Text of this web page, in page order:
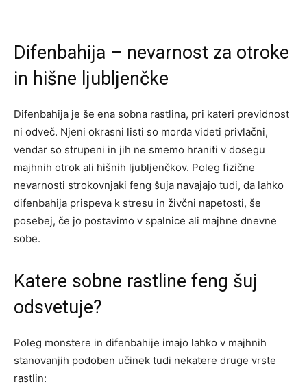
Difenbahija – nevarnost za otroke
in hišne ljubljenčke
Difenbahija je še ena sobna rastlina, pri kateri previdnost
ni odveč. Njeni okrasni listi so morda videti privlačni,
vendar so strupeni in jih ne smemo hraniti v dosegu
majhnih otrok ali hišnih ljubljenčkov. Poleg fizične
nevarnosti strokovnjaki feng šuja navajajo tudi, da lahko
difenbahija prispeva k stresu in živčni napetosti, še
posebej, če jo postavimo v spalnice ali majhne dnevne
sobe.
Katere sobne rastline feng šuj
odsvetuje?
Poleg monstere in difenbahije imajo lahko v majhnih
stanovanjih podoben učinek tudi nekatere druge vrste
rastlin: